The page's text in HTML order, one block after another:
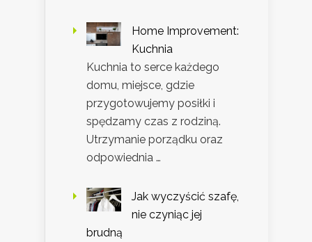
Home Improvement:
Kuchnia
Kuchnia to serce każdego
domu, miejsce, gdzie
przygotowujemy posiłki i
spędzamy czas z rodziną.
Utrzymanie porządku oraz
odpowiednia …
Jak wyczyścić szafę,
nie czyniąc jej
brudną